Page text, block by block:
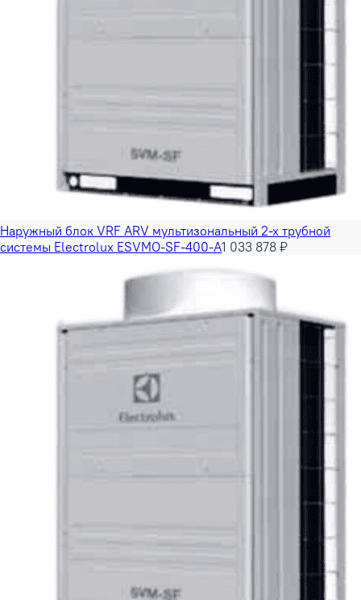
Наружный блок VRF ARV мультизональный 2-х трубной
системы Electrolux ESVMO-SF-400-A1 033 878 ₽